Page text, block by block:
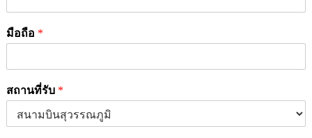
มือถือ *
สถานที่รับ *